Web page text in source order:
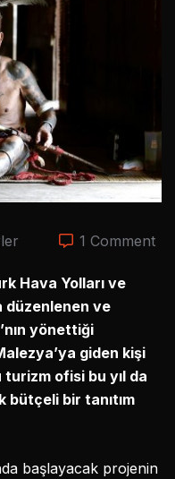
1 Comment
Hava Yolları ve
düzenlenen ve
yönettiği
giden kişi
turizm ofisi bu yıl da
bir tanıtım
başlayacak projenin